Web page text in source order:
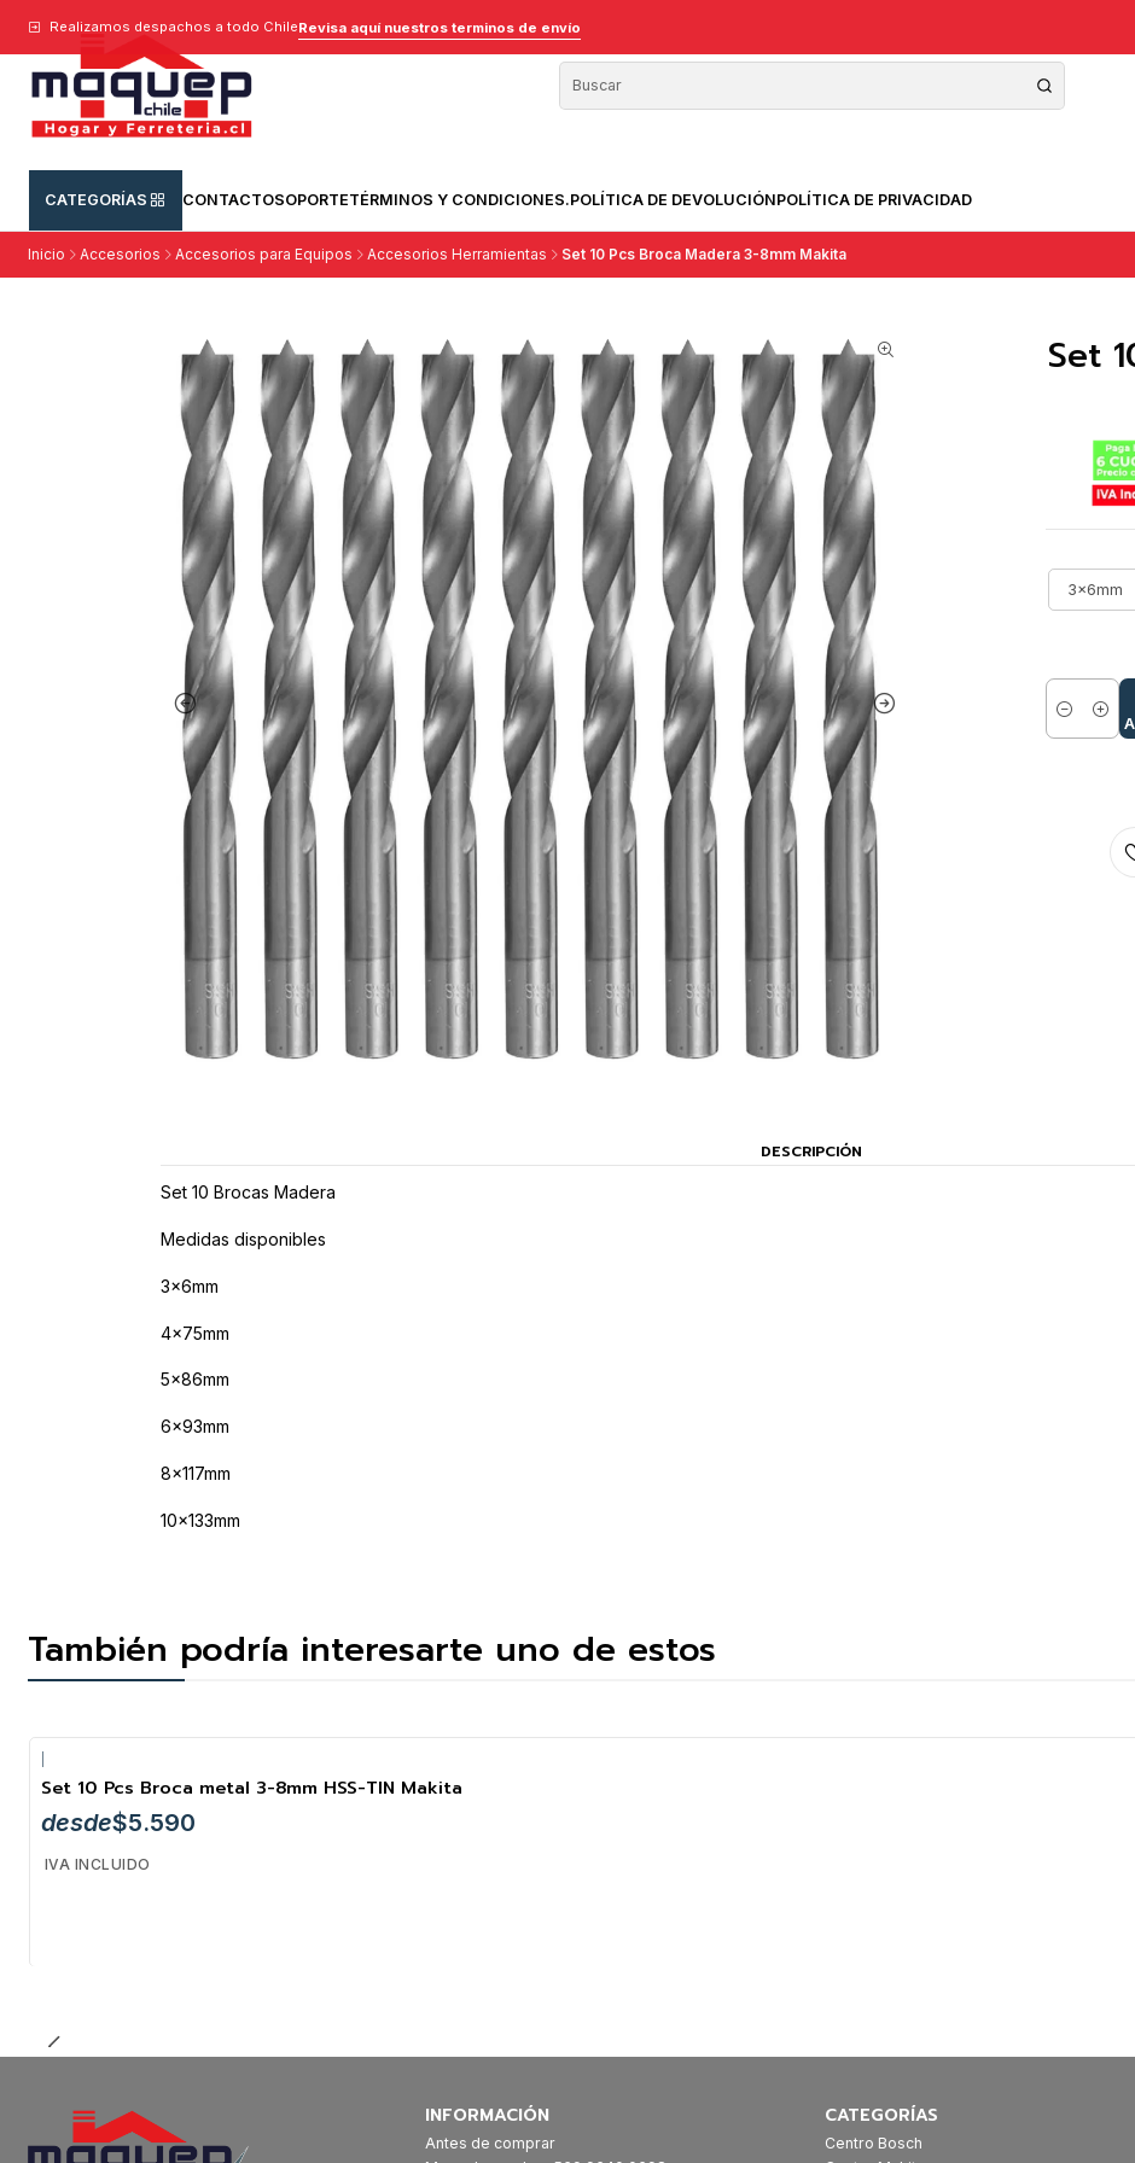
CATEGORÍAS CONTACTOSOPORTETÉRMINOS Y CONDICIONES.POLÍTICA DE DEVOLUCIÓNPOLÍTICA DE PRIVACIDAD
Realizamos despachos a todo ChileRevisa aquí nuestros terminos de envío
Inicio Accesorios Accesorios para Equipos Accesorios Herramientas Set 10 Pcs Broca Madera 3-8mm Makita
Set
3x6mm
Cantidad
DESCRIPCIÓN
Set 10 Brocas Madera
Medidas disponibles
3x6mm
4x75mm
5x86mm
6x93mm
8x117mm
10x133mm
También podría interesarte uno de estos
Set 10 Pcs Broca metal 3-8mm HSS-TIN Makita
desde$5.590
IVA INCLUIDO
INFORMACIÓN
Antes de comprar
CATEGORÍAS
Centro Bosch